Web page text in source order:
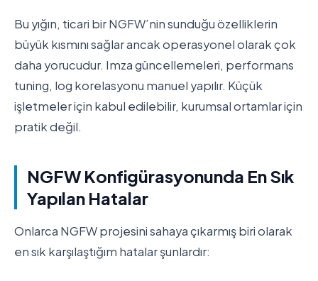
Bu yığın, ticari bir NGFW’nin sunduğu özelliklerin
büyük kısmını sağlar ancak operasyonel olarak çok
daha yorucudur. Imza güncellemeleri, performans
tuning, log korelasyonu manuel yapılır. Küçük
işletmeler için kabul edilebilir, kurumsal ortamlar için
pratik değil.
NGFW Konfigürasyonunda En Sık
Yapılan Hatalar
Onlarca NGFW projesini sahaya çıkarmış biri olarak
en sık karşılaştığım hatalar şunlardır: